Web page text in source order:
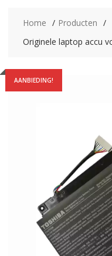
Home
Producten
Originele laptop accu
AANBIEDING!